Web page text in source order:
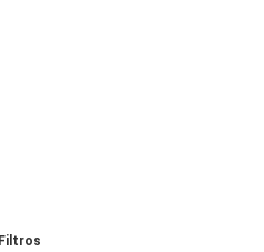
Filtros